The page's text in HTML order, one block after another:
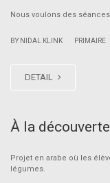
Nous voulons des séances
BY NIDAL KLINK PRIMAIRE
DETAIL
À la
Projet en arabe où les
légumes.